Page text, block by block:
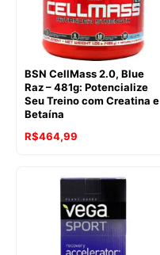
BSN CellMass 2.0, Blue
Raz – 481g: Potencialize
Seu Treino com Creatina e
Betaína
R$464,99